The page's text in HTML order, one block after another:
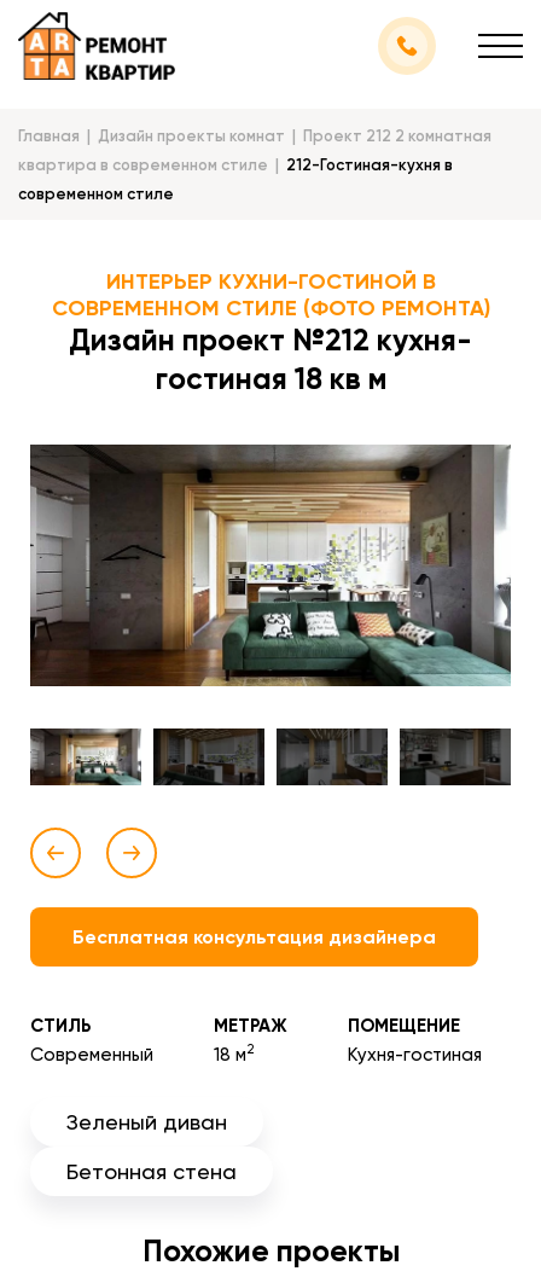
Главная Дизайн проекты комнат
Проект 212 2 комнатная
квартира в современном стиле
212-Гостиная-кухня в
современном стиле
ИНТЕРЬЕР КУХНИ-ГОСТИНОЙ В
СОВРЕМЕННОМ СТИЛЕ (ФОТО РЕМОНТА)
Дизайн проект №212 кухня-
гостиная 18 кв м
Бесплатная консультация дизайнера
СТИЛЬ
Современный
МЕТРАЖ
18 м2
ПОМЕЩЕНИЕ
Кухня-гостиная
Зеленый диван
Бетонная стена
Похожие проекты